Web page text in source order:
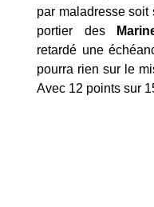
par maladresse soit
portier des
retardé une
pourra rien sur le
Avec 12 points sur